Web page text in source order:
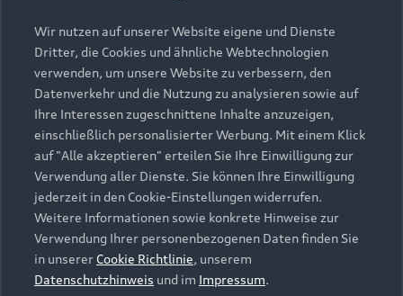
Alle Modelle
Modelle vergleichen
Elektromodelle
Plug-in-Hybride
Kaufen & leasen
Neuwagensuche
Gebrauchtwagensuche
Gebrauchtwagen
Finanzierung
Aktionen & Angebote
Geschäftskunden
Service & Zubehör
Saisonale Angebote
Audi Services
Garantie
Audi digital services
myAudi
Support
Kundenservice
Händlersuche
Audi Code
Über Audi
Unternehmen
Karriere
Wir nutzen auf unserer Website eigene und Dienste
Dritter, die Cookies und ähnliche Webtechnologien
verwenden, um unsere Website zu verbessern, den
Datenverkehr und die Nutzung zu analysieren sowie auf
Ihre Interessen zugeschnittene Inhalte anzuzeigen,
einschließlich personalisierter Werbung. Mit einem Klick
auf "Alle akzeptieren" erteilen Sie Ihre Einwilligung zur
Verwendung aller Dienste. Sie können Ihre Einwilligung
jederzeit in den Cookie-Einstellungen widerrufen.
Weitere Informationen sowie konkrete Hinweise zur
Verwendung Ihrer personenbezogenen Daten finden Sie
in unserer Cookie Richtlinie, unserem
Datenschutzhinweis und im Impressum.